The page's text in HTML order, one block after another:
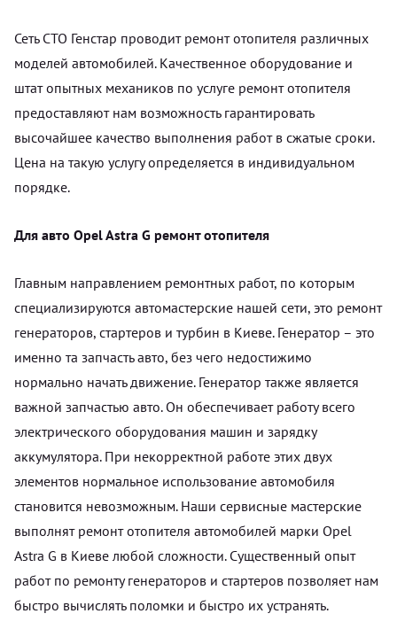
Сеть СТО Генстар проводит ремонт отопителя различных
моделей автомобилей. Качественное оборудование и
штат опытных механиков по услуге ремонт отопителя
предоставляют нам возможность гарантировать
высочайшее качество выполнения работ в сжатые сроки.
Цена на такую услугу определяется в индивидуальном
порядке.
Для авто Opel Astra G ремонт отопителя
Главным направлением ремонтных работ, по которым
специализируются автомастерские нашей сети, это ремонт
генераторов, стартеров и турбин в Киеве. Генератор – это
именно та запчасть авто, без чего недостижимо
нормально начать движение. Генератор также является
важной запчастью авто. Он обеспечивает работу всего
электрического оборудования машин и зарядку
аккумулятора. При некорректной работе этих двух
элементов нормальное использование автомобиля
становится невозможным. Наши сервисные мастерские
выполнят ремонт отопителя автомобилей марки Opel
Astra G в Киеве любой сложности. Существенный опыт
работ по ремонту генераторов и стартеров позволяет нам
быстро вычислять поломки и быстро их устранять.